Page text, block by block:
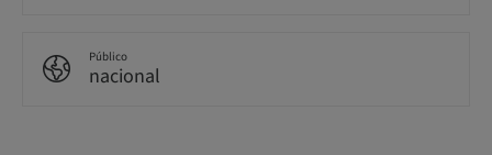
Público
nacional